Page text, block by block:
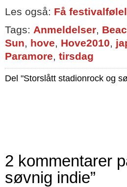
Les også: Få
Tags: Anmeldelser,
Sun, hove, Hove2010,
Paramore, tirsdag
Del "Storslått stadionrock og
2 kommentarer
søvnig indie”